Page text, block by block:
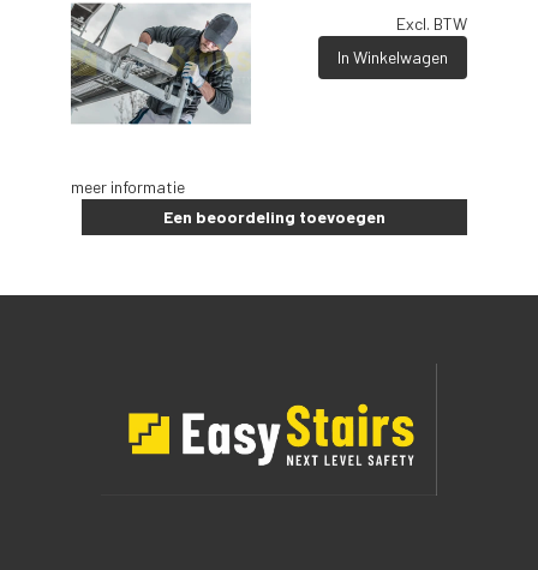
Excl. BTW
In Winkelwagen
meer informatie
Een beoordeling toevoegen